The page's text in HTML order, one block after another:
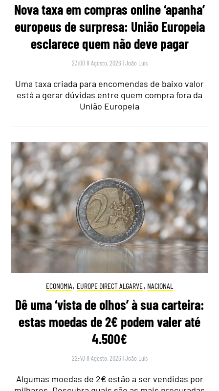
Nova taxa em compras online ‘apanha’
europeus de surpresa: União Europeia
esclarece quem não deve pagar
23:00 8 Agosto, 2026 |João Luís
Uma taxa criada para encomendas de baixo valor
está a gerar dúvidas entre quem compra fora da
União Europeia
ECONOMIA, EUROPE DIRECT ALGARVE, NACIONAL
Dê uma ‘vista de olhos’ à sua carteira:
estas moedas de 2€ podem valer até
4.500€
22:40 8 Agosto, 2026 |João Luís
Algumas moedas de 2€ estão a ser vendidas por